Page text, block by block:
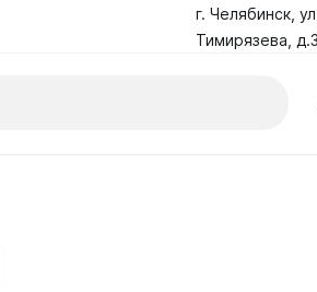
г. Челябинск,
Тимирязева,